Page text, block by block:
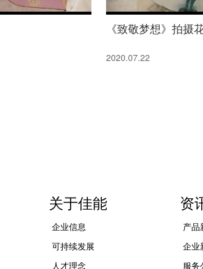
《致敬梦想》拍摄
2020.07.22
关于佳能
企业信息
可持续发展
人才理念
资
产品
企业
服务